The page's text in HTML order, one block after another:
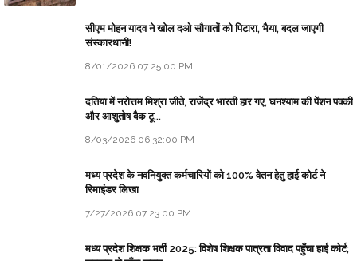
सीएम मोहन यादव ने खोल दओ सौगातों को पिटारा, भैया, बदल जाएगी
संस्कारधानी!
8/01/2026 07:25:00 PM
दतिया में नरोत्तम मिश्रा जीते, राजेंद्र भारती हार गए, घनश्याम की पेंशन पक्की
और आशुतोष बैक टू...
8/03/2026 06:32:00 PM
मध्य प्रदेश के नवनियुक्त कर्मचारियों को 100% वेतन हेतु हाई कोर्ट ने
रिमाइंडर लिखा
7/27/2026 07:23:00 PM
मध्य प्रदेश शिक्षक भर्ती 2025: विशेष शिक्षक पात्रता विवाद पहुँचा हाई कोर्ट;